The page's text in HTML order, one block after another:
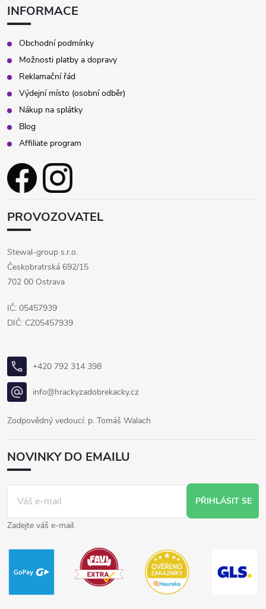
INFORMACE
Obchodní podmínky
Možnosti platby a dopravy
Reklamační řád
Výdejní místo (osobní odběr)
Nákup na splátky
Blog
Affiliate program
PROVOZOVATEL
Stewal-group s.r.o.
Českobratrská 692/15
702 00 Ostrava
IČ: 05457939
DIČ: CZ05457939
+420 792 314 398
info@hrackyzadobrekacky.cz
Zodpovědný vedoucí: p. Tomáš Walach
NOVINKY DO EMAILU
PŘIHLÁSIT SE
Zadejte váš e-mail.